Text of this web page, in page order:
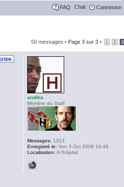
FAQ Chat Connexion
50 messages • Page 3 sur 3 • 1 2 3
andika
Membre du Staff
Messages: 1313
Enregistré le: Ven 3 Oct 2008 18:49
Localisation: A l'hôpital